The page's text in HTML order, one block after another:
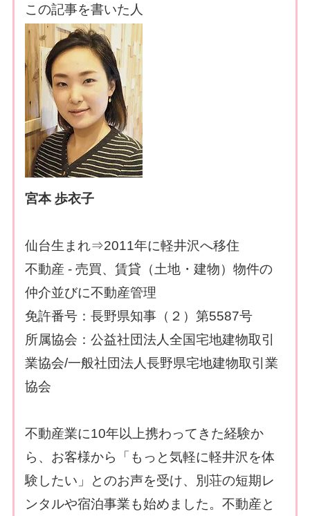
この記事を書いた人
宮本 歩衣子
仙台生まれ⇒2011年に軽井沢へ移住
不動産 - 売買、賃貸（土地・建物）物件の
仲介並びに不動産管理
免許番号：長野県知事（２）第5587号
所属協会：公益社団法人全国宅地建物取引
業協会/一般社団法人長野県宅地建物取引業
協会
不動産業に10年以上携わってきた経験か
ら、お客様から「もっと気軽に軽井沢を体
験したい」とのお声を受け、別荘の短期レ
ンタルや宿泊事業も始めました。不動産と